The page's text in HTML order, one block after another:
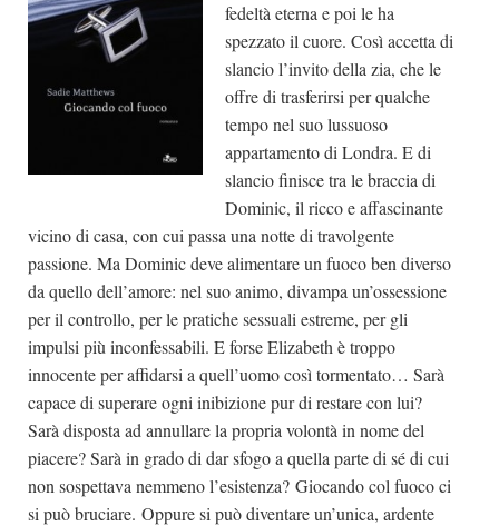
fedeltà eterna e poi le ha
spezzato il cuore. Così accetta di
slancio l’invito della zia, che le
offre di trasferirsi per qualche
tempo nel suo lussuoso
appartamento di Londra. E di
slancio finisce tra le braccia di
Dominic, il ricco e affascinante
vicino di casa, con cui passa una notte di travolgente
passione. Ma Dominic deve alimentare un fuoco ben diverso
da quello dell’amore: nel suo animo, divampa un’ossessione
per il controllo, per le pratiche sessuali estreme, per gli
impulsi più inconfessabili. E forse Elizabeth è troppo
innocente per affidarsi a quell’uomo così tormentato… Sarà
capace di superare ogni inibizione pur di restare con lui?
Sarà disposta ad annullare la propria volontà in nome del
piacere? Sarà in grado di dar sfogo a quella parte di sé di cui
non sospettava nemmeno l’esistenza? Giocando col fuoco ci
si può bruciare. Oppure si può diventare un’unica, ardente